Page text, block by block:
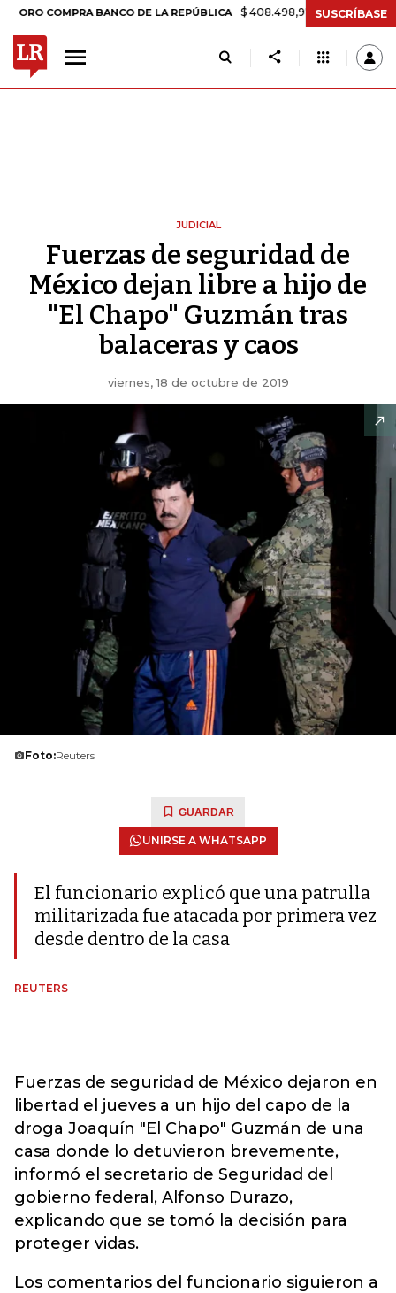
BANCO DE LA REPÚBLICA $ 408.498,97 +$ 8.753,81 +2,19%
SUSCRÍBASE
JUDICIAL
Fuerzas de seguridad de
México dejan libre a hijo de
"El Chapo" Guzmán tras
balaceras y caos
viernes, 18 de octubre de 2019
Foto:Reuters
GUARDAR
UNIRSE A WHATSAPP
El funcionario explicó que una patrulla
militarizada fue atacada por primera vez
desde dentro de la casa
REUTERS
Fuerzas de seguridad de México dejaron en
libertad el jueves a un hijo del capo de la
droga Joaquín "El Chapo" Guzmán de una
casa donde lo detuvieron brevemente,
informó el secretario de Seguridad del
gobierno federal, Alfonso Durazo,
explicando que se tomó la decisión para
proteger vidas.
Los comentarios del funcionario siguieron a